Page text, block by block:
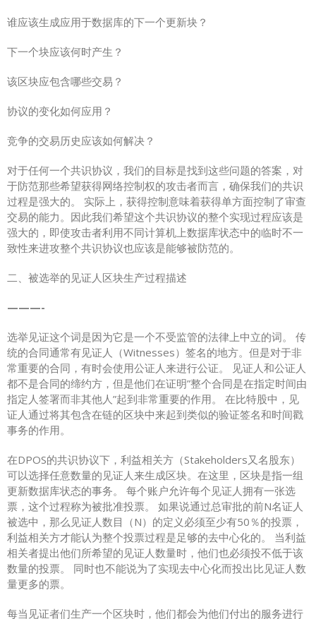
谁应该生成应用于数据库的下一个更新块？
下一个块应该何时产生？
该区块应包含哪些交易？
协议的变化如何应用？
竞争的交易历史应该如何解决？
对于任何一个共识协议，我们的目标是找到这些问题的答案，对
于防范那些希望获得网络控制权的攻击者而言，确保我们的共识
过程是强大的。 实际上，获得控制意味着获得单方面控制了审查
交易的能力。因此我们希望这个共识协议的整个实现过程应该是
强大的，即使攻击者利用不同计算机上数据库状态中的临时不一
致性来进攻整个共识协议也应该是能够被防范的。
二、被选举的见证人区块生产过程描述
———-
选举见证这个词是因为它是一个不受监管的法律上中立的词。 传
统的合同通常有见证人（Witnesses）签名的地方。但是对于非
常重要的合同，有时会使用公证人来进行公证。 见证人和公证人
都不是合同的缔约方，但是他们在证明”整个合同是在指定时间由
指定人签署而非其他人”起到非常重要的作用。 在比特股中，见
证人通过将其包含在链的区块中来起到类似的验证签名和时间戳
事务的作用。
在DPOS的共识协议下，利益相关方（Stakeholders又名股东）
可以选择任意数量的见证人来生成区块。在这里，区块是指一组
更新数据库状态的事务。 每个账户允许每个见证人拥有一张选
票，这个过程称为被批准投票。 如果说通过总审批的前N名证人
被选中，那么见证人数目（N）的定义必须至少有50％的投票，
利益相关方才能认为整个投票过程是足够的去中心化的。 当利益
相关者提出他们所希望的见证人数量时，他们也必须投不低于该
数量的投票。 同时也不能说为了实现去中心化而投出比见证人数
量更多的票。
每当见证者们生产一个区块时，他们都会为他们付出的服务进行